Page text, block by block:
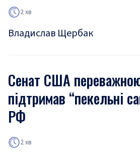
2 хв
Владислав Щербак
Сенат США
підтримав “пекельні
РФ
2 хв